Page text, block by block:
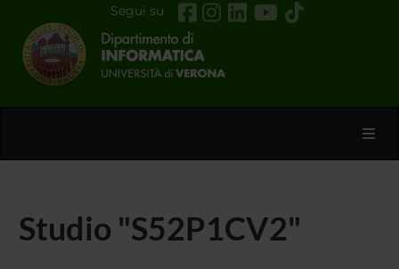
Segui su
Studio "S52P1CV2"